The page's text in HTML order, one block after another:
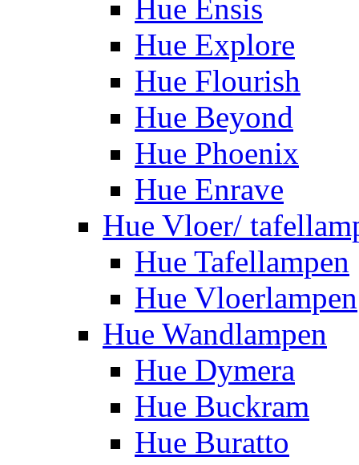
Hue Ensis
Hue Explore
Hue Flourish
Hue Beyond
Hue Phoenix
Hue Enrave
Hue Vloer/
Hue Tafellampen
Hue Vloerlampen
Hue Wandlampen
Hue Dymera
Hue Buckram
Hue Buratto